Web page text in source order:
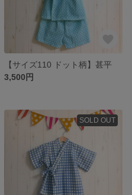
【サイズ110 ドット柄】甚平
3,500円
SOLD OUT